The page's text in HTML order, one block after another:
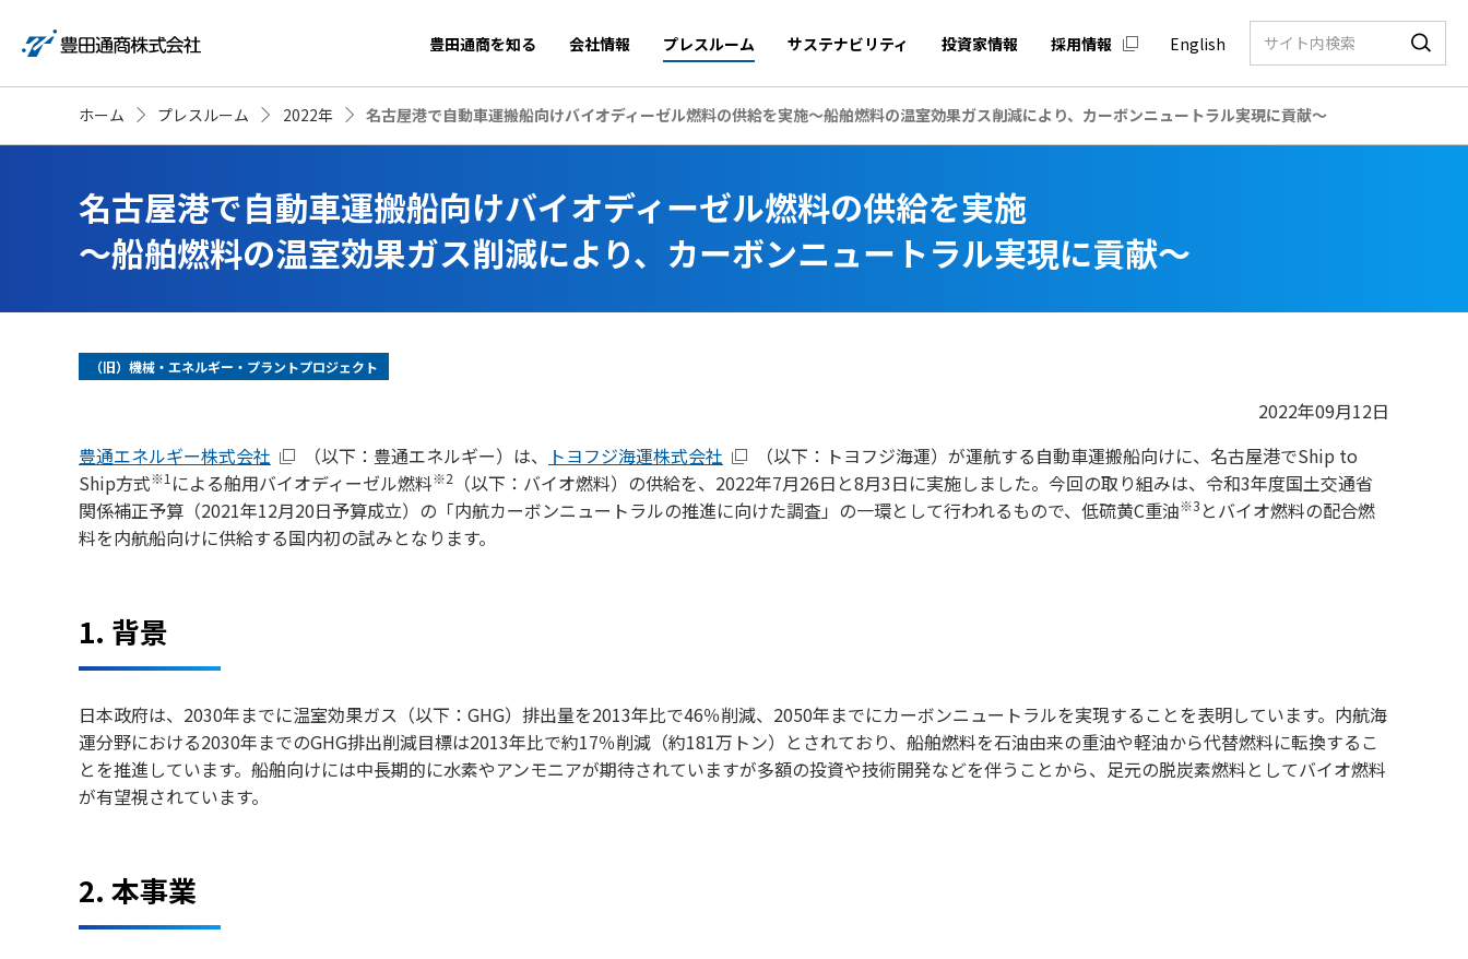
豊田通商を知る 会社情報 プレスルーム サステナビリティ 投資家情報 採用情報 English
ホーム プレスルーム 2022年 名古屋港で自動車運搬船向けバイオディーゼル燃料の供給を実施～船舶燃料の温室効果ガス削減により、カーボンニュートラル実現に貢献～
名古屋港で自動車運搬船向けバイオディーゼル燃料の供給を実施
～船舶燃料の温室効果ガス削減により、カーボンニュートラル実現に貢献～
（旧）機械・エネルギー・プラントプロジェクト
2022年09月12日
豊通エネルギー株式会社
（以下：豊通エネルギー）は、 トヨフジ海運株式会社
（以下：トヨフジ海運）が運航する自動車運搬船向けに、名古屋港でShip to
Ship方式※1 による舶用バイオディーゼル燃料※2
（以下：バイオ燃料）の供給を、2022年7月26日と8月3日に実施しました。今回の取り組みは、令和3年度国土交通省
関係補正予算（2021年12月20日予算成立）の「内航カーボンニュートラルの推進に向けた調査」の一環として行われるもので、低硫黄C重油※3 とバイオ燃料の配合燃
料を内航船向けに供給する国内初の試みとなります。
1. 背景
日本政府は、2030年までに温室効果ガス（以下：GHG）排出量を2013年比で46％削減、2050年までにカーボンニュートラルを実現することを表明しています。内航海
運分野における2030年までのGHG排出削減目標は2013年比で約17％削減（約181万トン）とされており、船舶燃料を石油由来の重油や軽油から代替燃料に転換するこ
とを推進しています。船舶向けには中長期的に水素やアンモニアが期待されていますが多額の投資や技術開発などを伴うことから、足元の脱炭素燃料としてバイオ燃料
が有望視されています。
2. 本事業